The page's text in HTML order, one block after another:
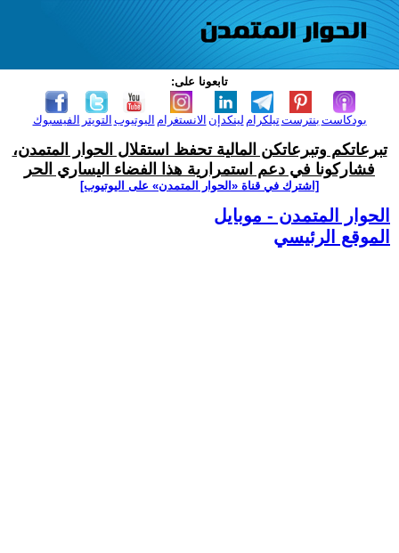
تابعونا على:
الفيسبوك التويتر اليوتيوب الانستغرام لينكدإن تيلكرامبنترست بودكاست
تبرعاتكم وتبرعاتكن المالية تحفظ استقلال الحوار المتمدن،
فشاركونا في دعم استمرارية هذا الفضاء اليساري الحر
[اشترك في قناة ‫«الحوار المتمدن» على اليوتيوب]
الحوار المتمدن - موبايل
الموقع الرئيسي